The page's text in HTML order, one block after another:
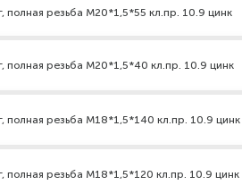
полная резьба M20*1,5*55 кл.пр. 10.9 цинк
полная резьба M20*1,5*40 кл.пр. 10.9 цинк
полная резьба M18*1,5*140 кл.пр. 10.9 цинк
полная резьба M18*1,5*120 кл.пр. 10.9 цинк